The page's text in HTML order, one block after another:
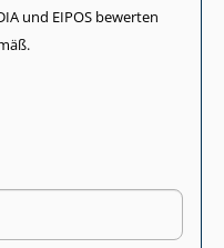
und EIPOS bewerten